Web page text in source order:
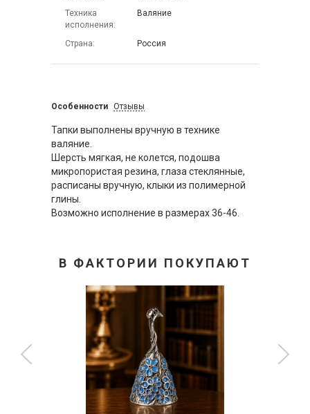
Техника
исполнения
Валяние
Страна Россия
Особенности Отзывы
Тапки выполнены вручную в технике
валяние.
Шерсть мягкая, не колется, подошва
микропористая резина, глаза стеклянные,
расписаны вручную, клыки из полимерной
глины.
Возможно исполнение в размерах 36-46.
В ФАКТОРИИ ПОКУПАЮТ